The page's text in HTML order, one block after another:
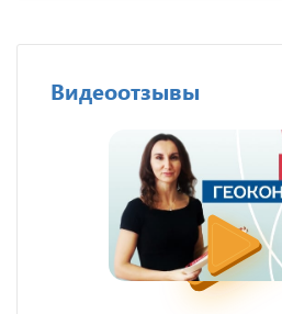
Видеоотзывы